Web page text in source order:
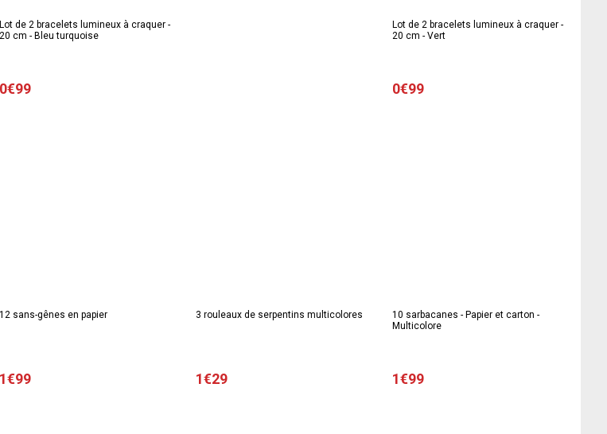
Lot de 2 bracelets lumineux à craquer -
20 cm - Bleu turquoise
0€99
Lot de 2 bracelets lumineux à craquer -
20 cm - Vert
0€99
12 sans-gênes en papier
1€99
3 rouleaux de serpentins multicolores
1€29
10 sarbacanes - Papier et carton -
Multicolore
1€99